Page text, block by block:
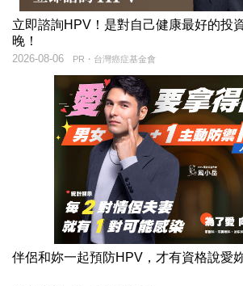
立即諮詢HPV！是對自己健康最好的投
晚！
PR・台灣癌症基金會
2026-08-06
伴侶和妳一起預防HPV，才有資格說愛